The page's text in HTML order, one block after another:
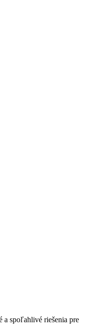
a spoľahlivé riešenia pre